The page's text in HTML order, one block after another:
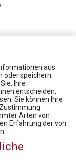
Rare Diseases Dialog
der Zukunft
Practice Modul 1
Erkrankungen
aus
oder speichern.
Ihre
entscheiden,
Sie können Ihre
Arten von
Erfahrung der von